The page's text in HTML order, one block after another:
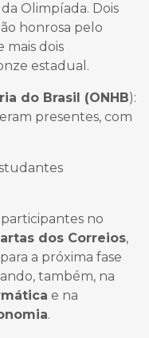
Olimpíada. Dois
honrosa pelo
mais dois
estadual.
do Brasil (ONHB):
presentes, com
no
dos Correios,
a próxima fase
também, na
e na
.